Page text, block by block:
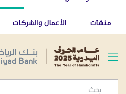
أخبار صحفية -
تطبيق بنك الرياض
منشآت الأعمال والشركات